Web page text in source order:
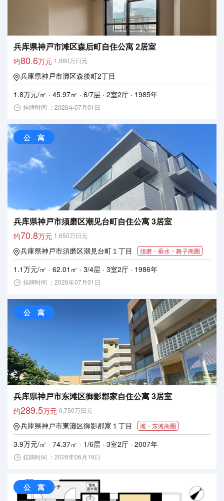
兵库県神戸市滩区森后町自住公寓 2居室
约80.6万元 1,880万日元
兵庫県神戸市灘区森後町2丁目
1.8万元/㎡ · 45.97㎡ · 6/7层 · 2室2厅 · 1985年
挂牌时间 ：2026年07月01日
公 寓
兵库県神戸市须磨区潮见台町自住公寓 3居室
约70.8万元 1,650万日元
兵庫県神戸市須磨区潮見台町１丁目 须磨・垂水・舞子商圈
1.1万元/㎡ · 62.01㎡ · 3/4层 · 3室2厅 · 1986年
挂牌时间 ：2026年07月01日
公 寓
兵库県神戸市东滩区御影郡家自住公寓 3居室
约289.5万元 6,750万日元
兵庫県神戸市東灘区御影郡家１丁目 滩・东滩商圈
3.9万元/㎡ · 74.37㎡ · 1/6层 · 3室2厅 · 2007年
挂牌时间 ：2026年06月19日
公 寓